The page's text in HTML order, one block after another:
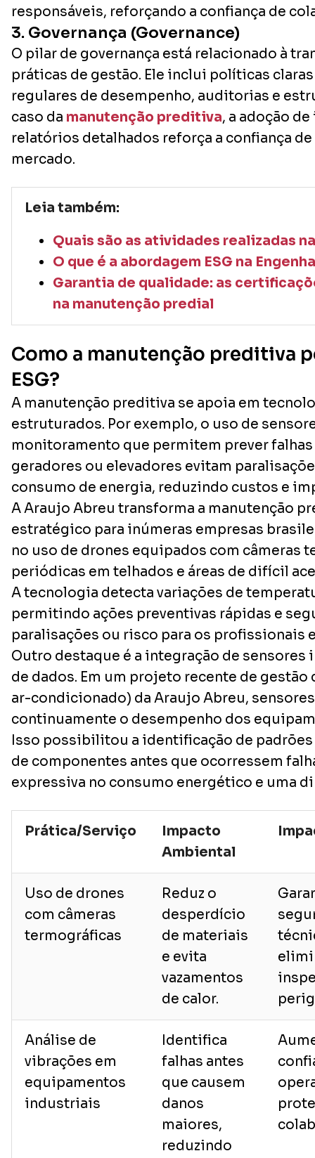
responsáveis, reforçando a confiança de
3. Governança (Governance)
O pilar de governança está relacionado à
práticas de gestão. Ele inclui políticas
regulares de desempenho, auditorias e
caso da manutenção preditiva, a adoção
relatórios detalhados reforça a confiança
mercado.
Leia também:
Quais são as atividades realizadas
O que é a abordagem ESG na
Garantia de qualidade: as
na manutenção predial
Como a manutenção preditiva
ESG?
A manutenção preditiva se apoia em
estruturados. Por exemplo, o uso de
monitoramento que permitem prever
geradores ou elevadores evitam
consumo de energia, reduzindo custos e
A Araujo Abreu transforma a manutenção
estratégico para inúmeras empresas
no uso de drones equipados com câmeras
periódicas em telhados e áreas de difícil
A tecnologia detecta variações de
permitindo ações preventivas rápidas e
paralisações ou risco para os profissionais
Outro destaque é a integração de
de dados. Em um projeto recente de
ar-condicionado) da Araujo Abreu,
continuamente o desempenho dos
Isso possibilitou a identificação de
de componentes antes que ocorressem
expressiva no consumo energético e uma
Prática/Serviço
Impacto
Ambiental
Uso de drones
com câmeras
termográficas
Reduz o
desperdício
de materiais
e evita
vazamentos
de calor.
Análise de
vibrações em
equipamentos
industriais
Identifica
falhas antes
que causem
danos
maiores,
reduzindo